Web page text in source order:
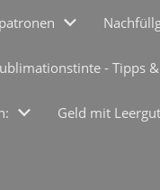
- Tipps
Geld mit